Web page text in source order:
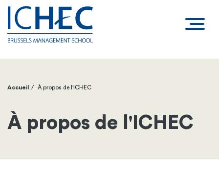
Fil
d'Ariane
Accueil À propos de l'ICHEC
À propos de l'ICHEC